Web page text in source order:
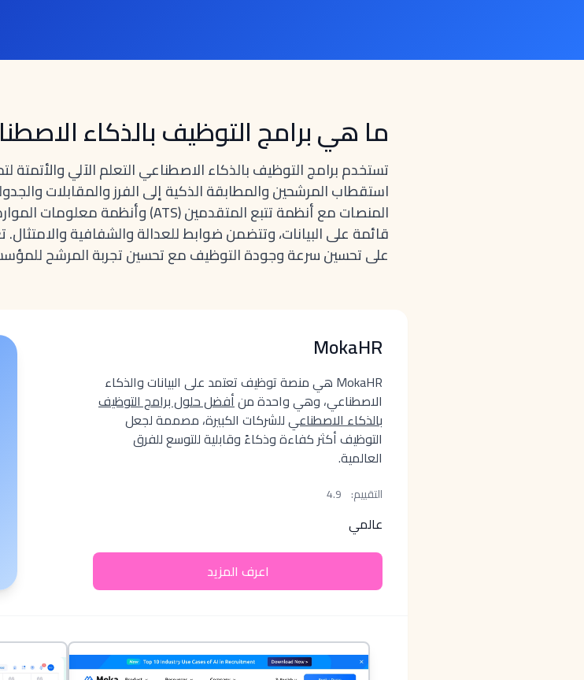
ما هي برامج التوظيف بالذكاء
تستخدم برامج التوظيف بالذكاء الاصطناعي التعلم الآلي
استقطاب المرشحين والمطابقة الذكية إلى الفرز والمقابلات
قائمة على البيانات، وتتضمن ضوابط للعدالة والشفافية
على تحسين سرعة وجودة التوظيف مع تحسين تجربة المرشح
MokaHR
MokaHR هي منصة توظيف تعتمد على البيانات والذكاء
الاصطناعي، وهي واحدة منأفضل حلول برامج التوظيف
بالذكاء الاصطناعيللشركات الكبيرة، مصممة لجعل
التوظيف أكثر كفاءة وذكاءً وقابلية للتوسع للفرق
العالمية.
التقييم: 4.9
عالمي
اعرف المزيد